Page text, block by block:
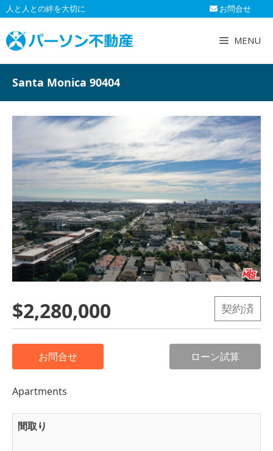
コ
ン
テ
ン
ツ
人と人との絆を大切に お問合せ
MENU
Santa Monica 90404
$2,280,000 契約済
お問合せ ローン試算
Apartments
間取り